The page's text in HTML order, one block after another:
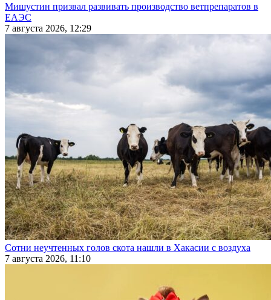
Мишустин призвал развивать производство ветпрепаратов в
ЕАЭС
7 августа 2026, 12:29
Сотни неучтенных голов скота нашли в Хакасии с воздуха
7 августа 2026, 11:10